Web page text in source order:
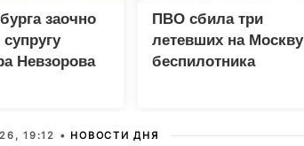
заочно
Невзорова
ПВО сбила три
летевших на Москву
беспилотника
19:12 • НОВОСТИ ДНЯ